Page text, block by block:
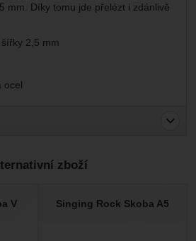
mm. Díky tomu jde přelézt i zdánlivě
2,5 mm
ocel
žádná recenze.
zboží
V Singing Rock Skoba A5